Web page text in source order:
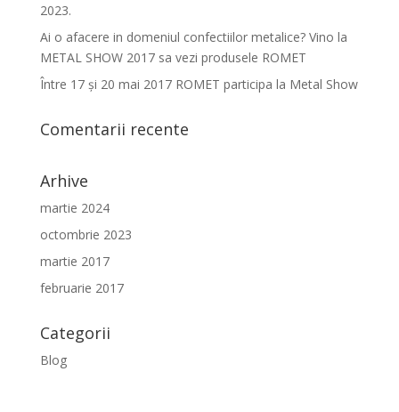
2023.
Ai o afacere in domeniul confectiilor metalice? Vino la
METAL SHOW 2017 sa vezi produsele ROMET
Între 17 şi 20 mai 2017 ROMET participa la Metal Show
Comentarii recente
Arhive
martie 2024
octombrie 2023
martie 2017
februarie 2017
Categorii
Blog